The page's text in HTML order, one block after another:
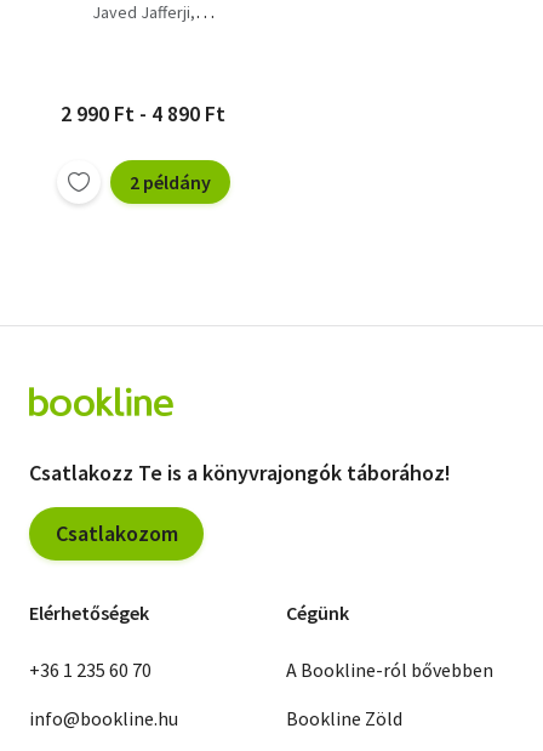
Javed Jafferji
2 990 Ft - 4 890 Ft
2 példány
Csatlakozz Te is a könyvrajongók táborához!
Csatlakozom
Elérhetőségek
+36 1 235 60 70
info@bookline.hu
Cégünk
A Bookline-ról bővebben
Bookline Zöld